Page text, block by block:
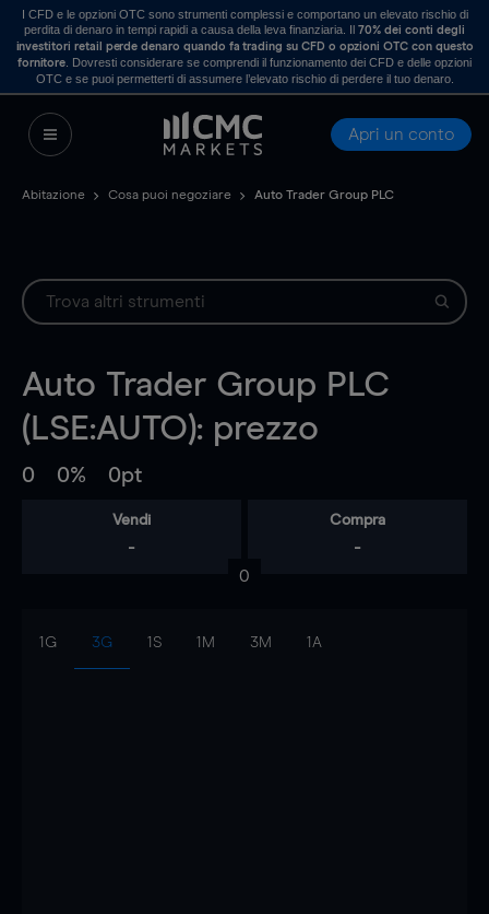
I CFD e le opzioni OTC sono strumenti complessi e comportano un elevato rischio di
perdita di denaro in tempi rapidi a causa della leva finanziaria. Il70% dei conti degli
investitori retail perde denaro quando fa trading su CFD o opzioni OTC con questo
fornitore . Dovresti considerare se comprendi il funzionamento dei CFD e delle opzioni
OTC e se puoi permetterti di assumere l’elevato rischio di perdere il tuo denaro.
Apri un conto
Abitazione Cosa puoi negoziare Auto Trader Group PLC
Auto Trader Group PLC
(LSE:AUTO): prezzo
0 0% 0pt
Vendi
-
Compra
-
0
1G 3G 1S 1M 3M 1A